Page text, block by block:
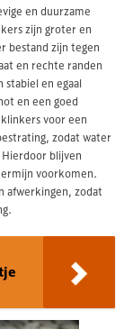
en duurzame
zijn groter en
bestand zijn tegen
en rechte randen
stabiel en egaal
en een goed
voor een
zodat water
blijven
voorkomen.
afwerkingen, zodat